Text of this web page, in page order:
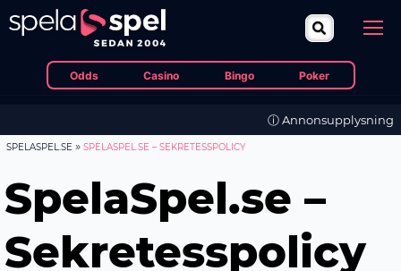
Odds Casino Bingo Poker
ⓘ Annonsupplysning
SPELASPEL.SE » SPELASPEL.SE – SEKRETESSPOLICY
SpelaSpel.se –
Sekretesspolicy